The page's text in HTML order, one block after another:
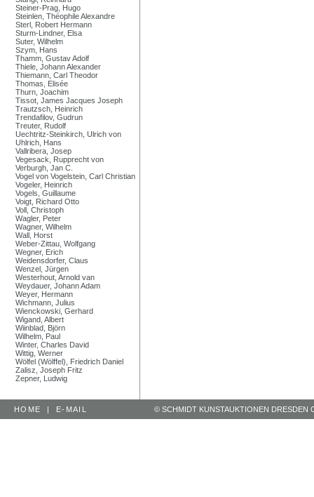
Steiner-Prag, Hugo
Steinlen, Théophile Alexandre
Sterl, Robert Hermann
Sturm-Lindner, Elsa
Suter, Wilhelm
Szym, Hans
Thamm, Gustav Adolf
Thiele, Johann Alexander
Thiemann, Carl Theodor
Thomas, Elisée
Thurn, Joachim
Tissot, James Jacques Joseph
Trautzsch, Heinrich
Trendafilov, Gudrun
Treuter, Rudolf
Uechtritz-Steinkirch, Ulrich von
Uhlrich, Hans
Vallribera, Josep
Vegesack, Rupprecht von
Verburgh, Jan C.
Vogel von Vogelstein, Carl Christian
Vogeler, Heinrich
Vogels, Guillaume
Voigt, Richard Otto
Voll, Christoph
Wagler, Peter
Wagner, Wilhelm
Wall, Horst
Weber-Zittau, Wolfgang
Wegner, Erich
Weidensdorfer, Claus
Wenzel, Jürgen
Westerhout, Arnold van
Weydauer, Johann Adam
Weyer, Hermann
Wichmann, Julius
Wienckowski, Gerhard
Wigand, Albert
Wiinblad, Björn
Wilhelm, Paul
Winter, Charles David
Wittig, Werner
Wölfel (Wölffel), Friedrich Daniel
Zalisz, Joseph Fritz
Zepner, Ludwig
HOME | E-MAIL © SCHMIDT KUNSTAUKTIONEN DRESDEN